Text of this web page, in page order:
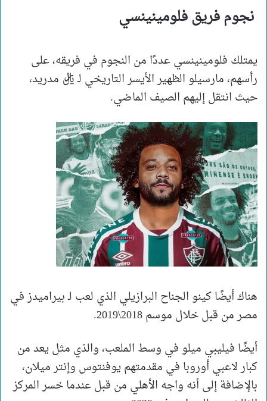
نجوم فريق فلومينينسي
يمتلك فلومينينسي عددًا من النجوم في فريقه، على
رأسهم، مارسيلو الظهير الأيسر التاريخي لـ ريال مدريد،
حيث انتقل إليهم الصيف الماضي.
هناك أيضًا كينو الجناح البرازيلي الذي لعب لـ بيراميدز في
مصر من قبل خلال موسم 2018\2019.
أيضًا فيليبي ميلو في وسط الملعب، والذي مثل يعد من
كبار لاعبي أوروبا في مقدمتهم يوفنتوس وإنتر ميلان،
بالإضافة إلى أنه واجه الأهلي من قبل عندما خسر المركز